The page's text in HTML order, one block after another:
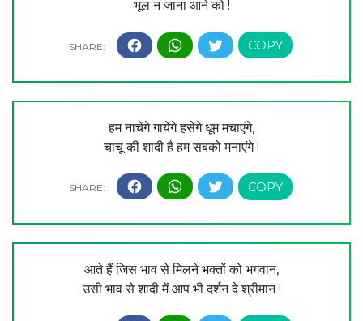
भूल न जाना आने को !
हम नाचेंगे गायेंगे हसेंगे धूम मचाएंगे,
चाचू की शादी है हम सबको मनाएंगे !
आते हैं जिस भाव से मिलने भक्तों को भगवान,
उसी भाव से शादी में आप भी दर्शन दे श्रीमान !